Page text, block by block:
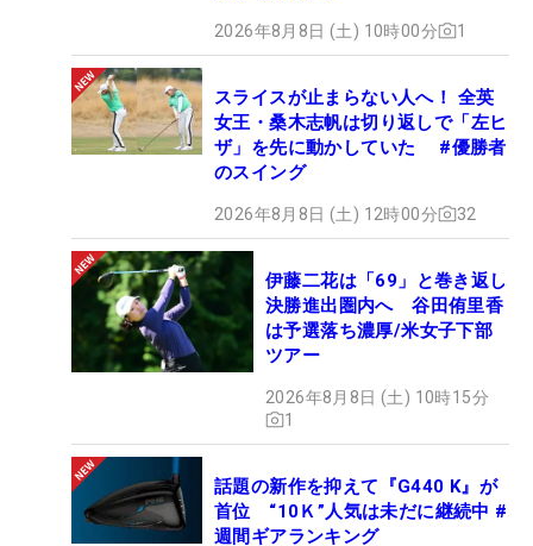
2026年8月8日 (土) 10時00分 1
スライスが止まらない人へ！ 全英
女王・桑木志帆は切り返しで「左ヒ
ザ」を先に動かしていた #優勝者
のスイング
2026年8月8日 (土) 12時00分 32
伊藤二花は「69」と巻き返し
決勝進出圏内へ 谷田侑里香
は予選落ち濃厚/米女子下部
ツアー
2026年8月8日 (土) 10時15分
1
話題の新作を抑えて『G440 K』が
首位 “10Ｋ”人気は未だに継続中 #
週間ギアランキング